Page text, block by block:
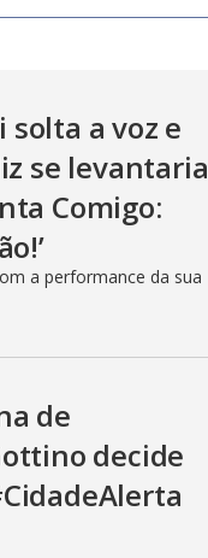
solta a voz e
se levantaria
Comigo:
a performance da sua
de
decide